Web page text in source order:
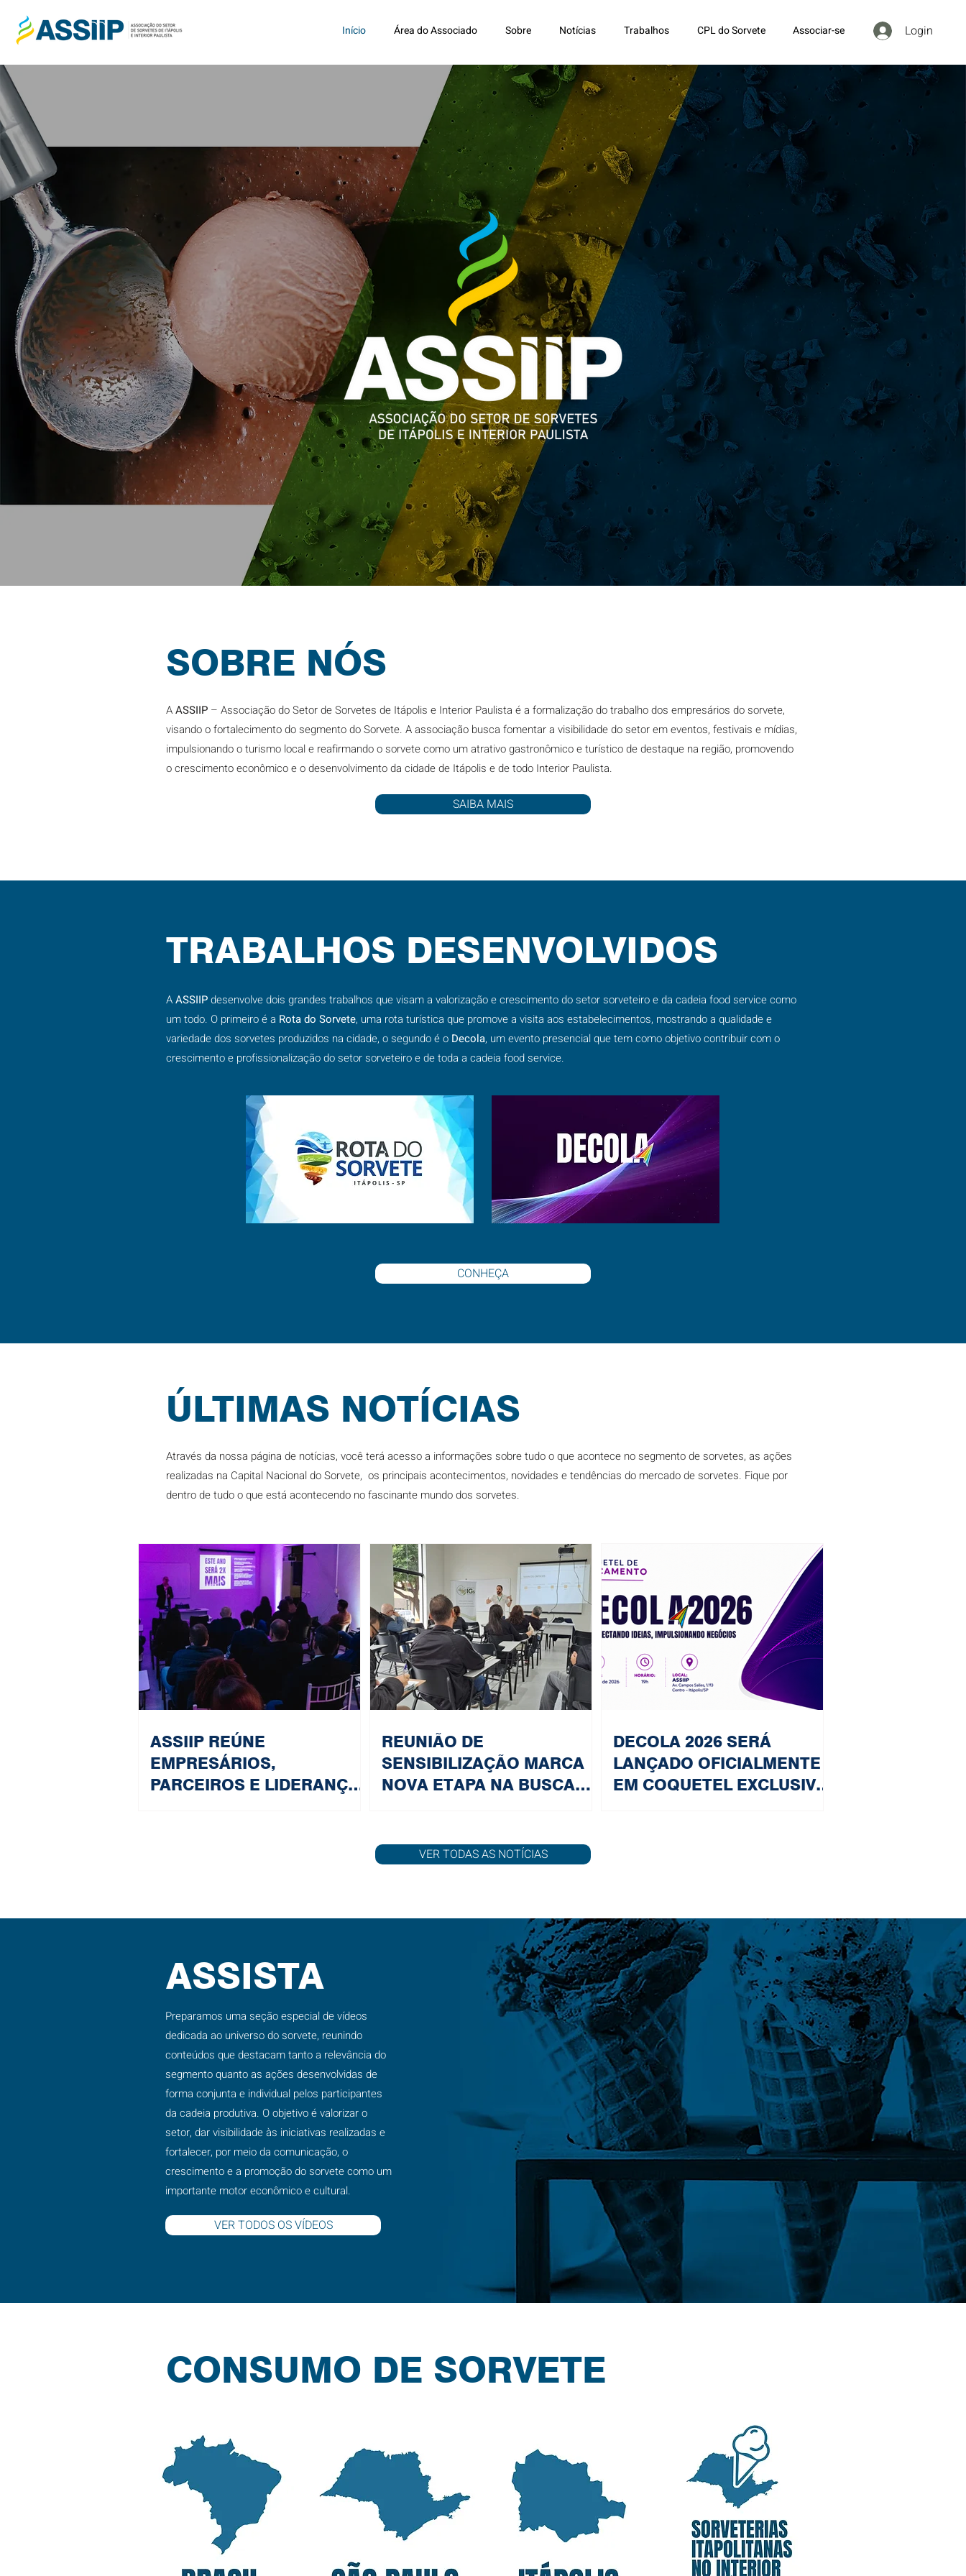
Início Área do Associado Sobre Notícias Trabalhos CPL do Sorvete Associar-se Login
SOBRE NÓS
AASSIIP – Associação do Setor de Sorvetes de Itápolis e Interior Paulista é a formalização do trabalho dos empresários do sorvete,
visando o fortalecimento do segmento do Sorvete. A associação busca fomentar a visibilidade do setor em eventos, festivais e mídias,
impulsionando o turismo local e reafirmando o sorvete como um atrativo gastronômico e turístico de destaque na região, promovendo
o crescimento econômico e o desenvolvimento da cidade de Itápolis e de todo Interior Paulista.
SAIBA MAIS
TRABALHOS DESENVOLVIDOS
AASSIIPdesenvolve dois grandes trabalhos que visam a valorização e crescimento do setor sorveteiro e da cadeia food service como
um todo. O primeiro é a Rota do Sorvete, uma rota turística que promove a visita aos estabelecimentos, mostrando a qualidade e
variedade dos sorvetes produzidos na cidade, o segundo é o Decola, um evento presencial que tem como objetivo contribuir com o
crescimento e profissionalização do setor sorveteiro e de toda a cadeia food service.
CONHEÇA
ÚLTIMAS NOTÍCIAS
Através da nossa página de notícias, você terá acesso a informações sobre tudo o que acontece no segmento de sorvetes, as ações
realizadas na Capital Nacional do Sorvete, os principais acontecimentos, novidades e tendências do mercado de sorvetes. Fique por
dentro de tudo o que está acontecendo no fascinante mundo dos sorvetes.
ASSIIP REÚNE
EMPRESÁRIOS,
PARCEIROS E LIDERANÇAS
REUNIÃO DE
SENSIBILIZAÇÃO MARCA
NOVA ETAPA NA BUSCA
DE ITÁPOLIS
DECOLA 2026 SERÁ
LANÇADO OFICIALMENTE
EM COQUETEL EXCLUSIVO
VER TODAS AS NOTÍCIAS
ASSISTA
Preparamos uma seção especial de vídeos
dedicada ao universo do sorvete, reunindo
conteúdos que destacam tanto a relevância do
segmento quanto as ações desenvolvidas de
forma conjunta e individual pelos participantes
da cadeia produtiva. O objetivo é valorizar o
setor, dar visibilidade às iniciativas realizadas e
fortalecer, por meio da comunicação, o
crescimento e a promoção do sorvete como um
importante motor econômico e cultural.
VER TODOS OS VÍDEOS
CONSUMO DE SORVETE